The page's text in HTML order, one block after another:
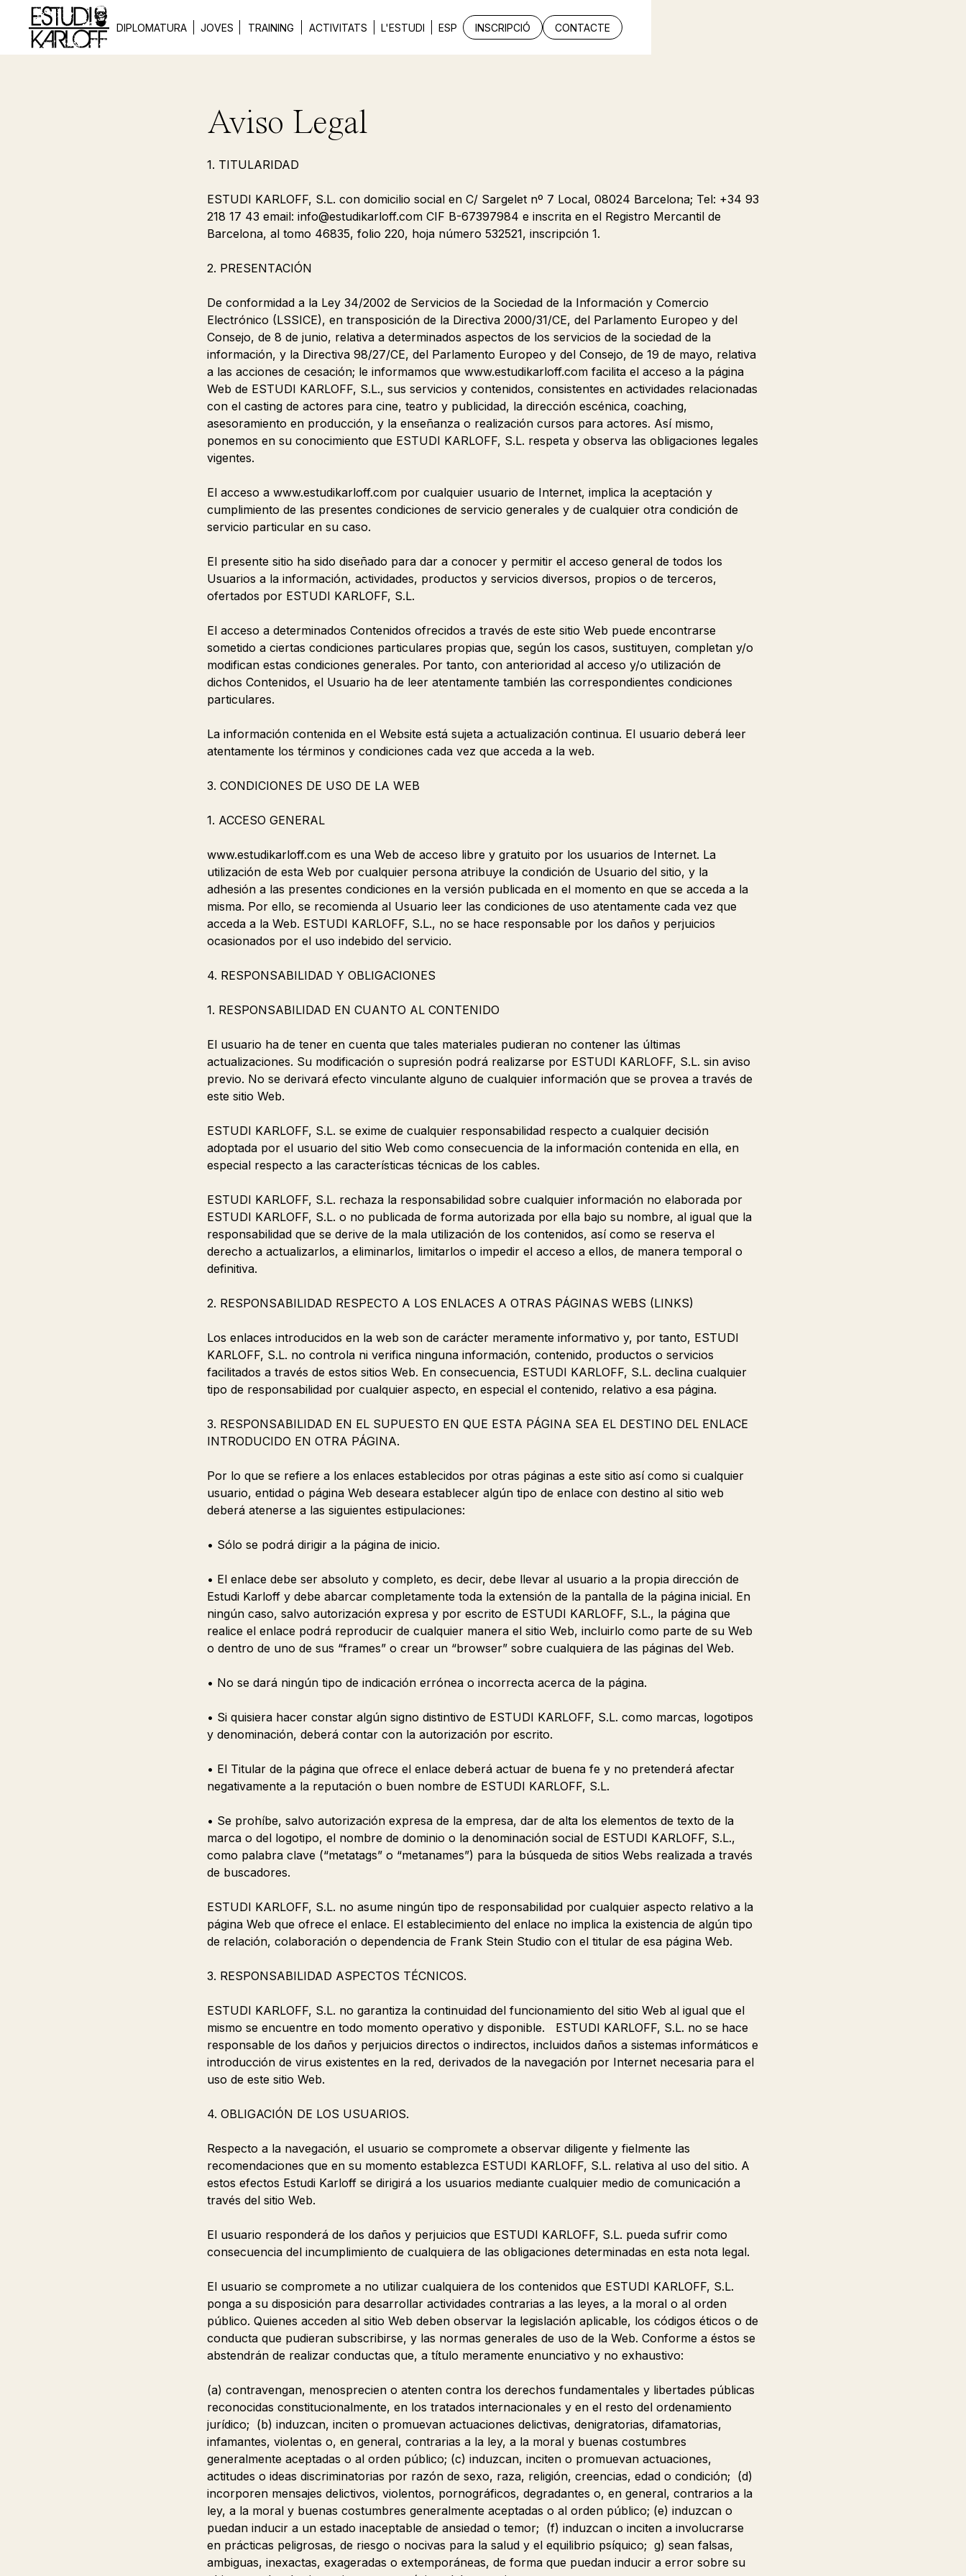
DIPLOMATURA JOVES TRAINING ACTIVITATS L'ESTUDI ESP INSCRIPCIÓ CONTACTE
Aviso Legal
1. TITULARIDAD
ESTUDI KARLOFF, S.L. con domicilio social en C/ Sargelet nº 7 Local, 08024 Barcelona; Tel: +34 93
218 17 43 email: info@estudikarloff.com CIF B-67397984 e inscrita en el Registro Mercantil de
Barcelona, al tomo 46835, folio 220, hoja número 532521, inscripción 1.
2. PRESENTACIÓN
De conformidad a la Ley 34/2002 de Servicios de la Sociedad de la Información y Comercio
Electrónico (LSSICE), en transposición de la Directiva 2000/31/CE, del Parlamento Europeo y del
Consejo, de 8 de junio, relativa a determinados aspectos de los servicios de la sociedad de la
información, y la Directiva 98/27/CE, del Parlamento Europeo y del Consejo, de 19 de mayo, relativa
a las acciones de cesación; le informamos que www.estudikarloff.com facilita el acceso a la página
Web de ESTUDI KARLOFF, S.L., sus servicios y contenidos, consistentes en actividades relacionadas
con el casting de actores para cine, teatro y publicidad, la dirección escénica, coaching,
asesoramiento en producción, y la enseñanza o realización cursos para actores. Así mismo,
ponemos en su conocimiento que ESTUDI KARLOFF, S.L. respeta y observa las obligaciones legales
vigentes.
El acceso a www.estudikarloff.com por cualquier usuario de Internet, implica la aceptación y
cumplimiento de las presentes condiciones de servicio generales y de cualquier otra condición de
servicio particular en su caso.
El presente sitio ha sido diseñado para dar a conocer y permitir el acceso general de todos los
Usuarios a la información, actividades, productos y servicios diversos, propios o de terceros,
ofertados por ESTUDI KARLOFF, S.L.
El acceso a determinados Contenidos ofrecidos a través de este sitio Web puede encontrarse
sometido a ciertas condiciones particulares propias que, según los casos, sustituyen, completan y/o
modifican estas condiciones generales. Por tanto, con anterioridad al acceso y/o utilización de
dichos Contenidos, el Usuario ha de leer atentamente también las correspondientes condiciones
particulares.
La información contenida en el Website está sujeta a actualización continua. El usuario deberá leer
atentamente los términos y condiciones cada vez que acceda a la web.
3. CONDICIONES DE USO DE LA WEB
1. ACCESO GENERAL
www.estudikarloff.com es una Web de acceso libre y gratuito por los usuarios de Internet. La
utilización de esta Web por cualquier persona atribuye la condición de Usuario del sitio, y la
adhesión a las presentes condiciones en la versión publicada en el momento en que se acceda a la
misma. Por ello, se recomienda al Usuario leer las condiciones de uso atentamente cada vez que
acceda a la Web. ESTUDI KARLOFF, S.L., no se hace responsable por los daños y perjuicios
ocasionados por el uso indebido del servicio.
4. RESPONSABILIDAD Y OBLIGACIONES
1. RESPONSABILIDAD EN CUANTO AL CONTENIDO
El usuario ha de tener en cuenta que tales materiales pudieran no contener las últimas
actualizaciones. Su modificación o supresión podrá realizarse por ESTUDI KARLOFF, S.L. sin aviso
previo. No se derivará efecto vinculante alguno de cualquier información que se provea a través de
este sitio Web.
ESTUDI KARLOFF, S.L. se exime de cualquier responsabilidad respecto a cualquier decisión
adoptada por el usuario del sitio Web como consecuencia de la información contenida en ella, en
especial respecto a las características técnicas de los cables.
ESTUDI KARLOFF, S.L. rechaza la responsabilidad sobre cualquier información no elaborada por
ESTUDI KARLOFF, S.L. o no publicada de forma autorizada por ella bajo su nombre, al igual que la
responsabilidad que se derive de la mala utilización de los contenidos, así como se reserva el
derecho a actualizarlos, a eliminarlos, limitarlos o impedir el acceso a ellos, de manera temporal o
definitiva.
2. RESPONSABILIDAD RESPECTO A LOS ENLACES A OTRAS PÁGINAS WEBS (LINKS)
Los enlaces introducidos en la web son de carácter meramente informativo y, por tanto, ESTUDI
KARLOFF, S.L. no controla ni verifica ninguna información, contenido, productos o servicios
facilitados a través de estos sitios Web. En consecuencia, ESTUDI KARLOFF, S.L. declina cualquier
tipo de responsabilidad por cualquier aspecto, en especial el contenido, relativo a esa página.
3. RESPONSABILIDAD EN EL SUPUESTO EN QUE ESTA PÁGINA SEA EL DESTINO DEL ENLACE
INTRODUCIDO EN OTRA PÁGINA.
Por lo que se refiere a los enlaces establecidos por otras páginas a este sitio así como si cualquier
usuario, entidad o página Web deseara establecer algún tipo de enlace con destino al sitio web
deberá atenerse a las siguientes estipulaciones:
• Sólo se podrá dirigir a la página de inicio.
• El enlace debe ser absoluto y completo, es decir, debe llevar al usuario a la propia dirección de
Estudi Karloff y debe abarcar completamente toda la extensión de la pantalla de la página inicial. En
ningún caso, salvo autorización expresa y por escrito de ESTUDI KARLOFF, S.L., la página que
realice el enlace podrá reproducir de cualquier manera el sitio Web, incluirlo como parte de su Web
o dentro de uno de sus “frames” o crear un “browser” sobre cualquiera de las páginas del Web.
• No se dará ningún tipo de indicación errónea o incorrecta acerca de la página.
• Si quisiera hacer constar algún signo distintivo de ESTUDI KARLOFF, S.L. como marcas, logotipos
y denominación, deberá contar con la autorización por escrito.
• El Titular de la página que ofrece el enlace deberá actuar de buena fe y no pretenderá afectar
negativamente a la reputación o buen nombre de ESTUDI KARLOFF, S.L.
• Se prohíbe, salvo autorización expresa de la empresa, dar de alta los elementos de texto de la
marca o del logotipo, el nombre de dominio o la denominación social de ESTUDI KARLOFF, S.L.,
como palabra clave (“metatags” o “metanames”) para la búsqueda de sitios Webs realizada a través
de buscadores.
ESTUDI KARLOFF, S.L. no asume ningún tipo de responsabilidad por cualquier aspecto relativo a la
página Web que ofrece el enlace. El establecimiento del enlace no implica la existencia de algún tipo
de relación, colaboración o dependencia de Frank Stein Studio con el titular de esa página Web.
3. RESPONSABILIDAD ASPECTOS TÉCNICOS.
ESTUDI KARLOFF, S.L. no garantiza la continuidad del funcionamiento del sitio Web al igual que el
mismo se encuentre en todo momento operativo y disponible. ESTUDI KARLOFF, S.L. no se hace
responsable de los daños y perjuicios directos o indirectos, incluidos daños a sistemas informáticos e
introducción de virus existentes en la red, derivados de la navegación por Internet necesaria para el
uso de este sitio Web.
4. OBLIGACIÓN DE LOS USUARIOS.
Respecto a la navegación, el usuario se compromete a observar diligente y fielmente las
recomendaciones que en su momento establezca ESTUDI KARLOFF, S.L. relativa al uso del sitio. A
estos efectos Estudi Karloff se dirigirá a los usuarios mediante cualquier medio de comunicación a
través del sitio Web.
El usuario responderá de los daños y perjuicios que ESTUDI KARLOFF, S.L. pueda sufrir como
consecuencia del incumplimiento de cualquiera de las obligaciones determinadas en esta nota legal.
El usuario se compromete a no utilizar cualquiera de los contenidos que ESTUDI KARLOFF, S.L.
ponga a su disposición para desarrollar actividades contrarias a las leyes, a la moral o al orden
público. Quienes acceden al sitio Web deben observar la legislación aplicable, los códigos éticos o de
conducta que pudieran subscribirse, y las normas generales de uso de la Web. Conforme a éstos se
abstendrán de realizar conductas que, a título meramente enunciativo y no exhaustivo:
(a) contravengan, menosprecien o atenten contra los derechos fundamentales y libertades públicas
reconocidas constitucionalmente, en los tratados internacionales y en el resto del ordenamiento
jurídico; (b) induzcan, inciten o promuevan actuaciones delictivas, denigratorias, difamatorias,
infamantes, violentas o, en general, contrarias a la ley, a la moral y buenas costumbres
generalmente aceptadas o al orden público; (c) induzcan, inciten o promuevan actuaciones,
actitudes o ideas discriminatorias por razón de sexo, raza, religión, creencias, edad o condición; (d)
incorporen mensajes delictivos, violentos, pornográficos, degradantes o, en general, contrarios a la
ley, a la moral y buenas costumbres generalmente aceptadas o al orden público; (e) induzcan o
puedan inducir a un estado inaceptable de ansiedad o temor; (f) induzcan o inciten a involucrarse
en prácticas peligrosas, de riesgo o nocivas para la salud y el equilibrio psíquico; g) sean falsas,
ambiguas, inexactas, exageradas o extemporáneas, de forma que puedan inducir a error sobre su